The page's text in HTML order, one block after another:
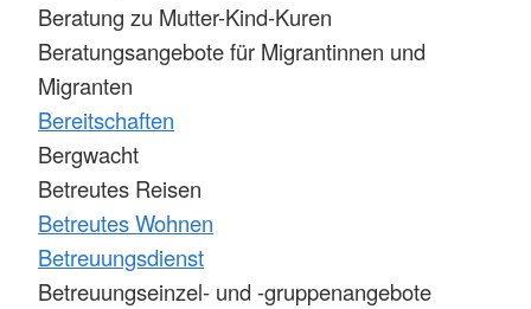
Beratung zu Mutter-Kind-Kuren
Beratungsangebote für Migrantinnen und
Migranten
Bereitschaften
Bergwacht
Betreutes Reisen
Betreutes Wohnen
Betreuungsdienst
Betreuungseinzel- und -gruppenangebote